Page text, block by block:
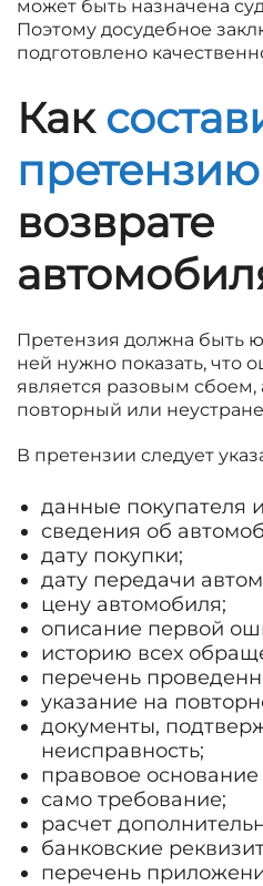
может быть назначена
Поэтому досудебное
подготовлено
Как
претензию
возврате
Претензия должна быть
ней нужно показать, что
является разовым сбоем,
повторный или
В претензии следует
данные покупателя
сведения об
дату покупки;
дату передачи
цену автомобиля;
описание первой
историю всех
перечень
указание на
документы,
неисправность;
правовое
само требование;
расчет
банковские
перечень